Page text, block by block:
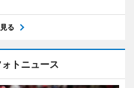
る
トニュース